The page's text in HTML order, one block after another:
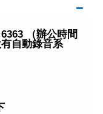
（辦公時間
自動錄音系